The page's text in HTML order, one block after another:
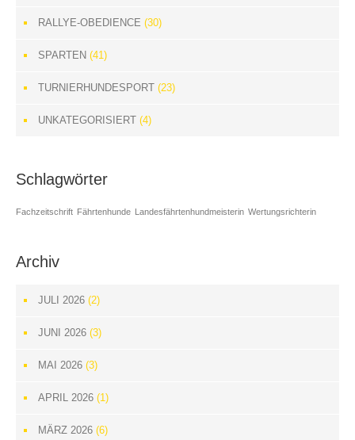
RALLYE-OBEDIENCE (30)
SPARTEN (41)
TURNIERHUNDESPORT (23)
UNKATEGORISIERT (4)
Schlagwörter
Fachzeitschrift Fährtenhunde Landesfährtenhundmeisterin Wertungsrichterin
Archiv
JULI 2026 (2)
JUNI 2026 (3)
MAI 2026 (3)
APRIL 2026 (1)
MÄRZ 2026 (6)